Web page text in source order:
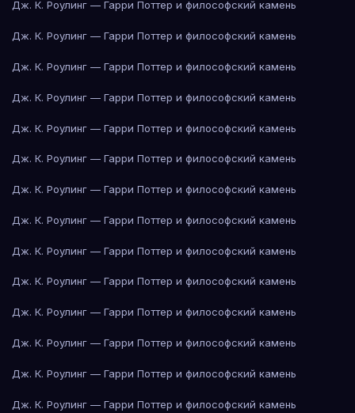
Дж. К. Роулинг — Гарри Поттер и философский камень
Дж. К. Роулинг — Гарри Поттер и философский камень
Дж. К. Роулинг — Гарри Поттер и философский камень
Дж. К. Роулинг — Гарри Поттер и философский камень
Дж. К. Роулинг — Гарри Поттер и философский камень
Дж. К. Роулинг — Гарри Поттер и философский камень
Дж. К. Роулинг — Гарри Поттер и философский камень
Дж. К. Роулинг — Гарри Поттер и философский камень
Дж. К. Роулинг — Гарри Поттер и философский камень
Дж. К. Роулинг — Гарри Поттер и философский камень
Дж. К. Роулинг — Гарри Поттер и философский камень
Дж. К. Роулинг — Гарри Поттер и философский камень
Дж. К. Роулинг — Гарри Поттер и философский камень
Дж. К. Роулинг — Гарри Поттер и философский камень